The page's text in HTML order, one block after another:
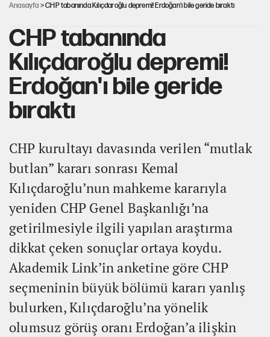
Anasayfa > CHP tabanında Kılıçdaroğlu depremi! Erdoğan'ı bile geride bıraktı
CHP tabanında
Kılıçdaroğlu depremi!
Erdoğan'ı bile geride
bıraktı
CHP kurultayı davasında verilen “mutlak
butlan” kararı sonrası Kemal
Kılıçdaroğlu’nun mahkeme kararıyla
yeniden CHP Genel Başkanlığı’na
getirilmesiyle ilgili yapılan araştırma
dikkat çeken sonuçlar ortaya koydu.
Akademik Link’in anketine göre CHP
seçmeninin büyük bölümü kararı yanlış
bulurken, Kılıçdaroğlu’na yönelik
olumsuz görüş oranı Erdoğan’a ilişkin